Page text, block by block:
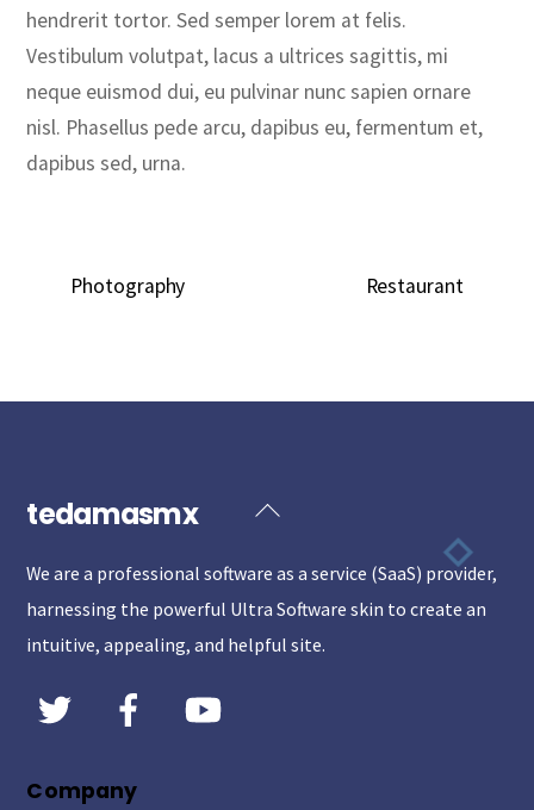
hendrerit tortor. Sed semper lorem at felis.
Vestibulum volutpat, lacus a ultrices sagittis, mi
neque euismod dui, eu pulvinar nunc sapien ornare
nisl. Phasellus pede arcu, dapibus eu, fermentum et,
dapibus sed, urna.
Photography Restaurant
Back
Top
tedamasmx
We are a professional software as a service (SaaS) provider,
harnessing the powerful Ultra Software skin to create an
intuitive, appealing, and helpful site.
Company